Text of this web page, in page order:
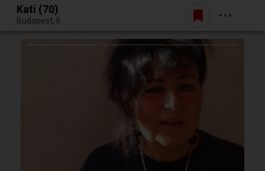
Egy jó randiból bármi lehet.
Belépés
Kati (70)
Budapest, II.